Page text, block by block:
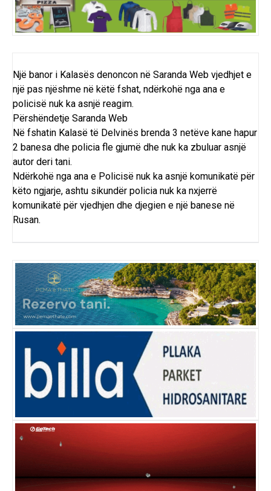
Një banor i Kalasës denoncon në Saranda Web vjedhjet e
një pas njëshme në këtë fshat, ndërkohë nga ana e
policisë nuk ka asnjë reagim.
Përshëndetje Saranda Web
Në fshatin Kalasë të Delvinës brenda 3 netëve kane hapur
2 banesa dhe policia fle gjumë dhe nuk ka zbuluar asnjë
autor deri tani.
Ndërkohë nga ana e Policisë nuk ka asnjë komunikatë për
këto ngjarje, ashtu sikundër policia nuk ka nxjerrë
komunikatë për vjedhjen dhe djegien e një banese në
Rusan.